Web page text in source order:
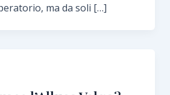
ma da soli […]